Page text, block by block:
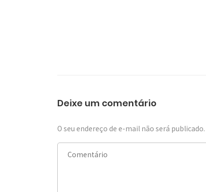
Deixe um comentário
O seu endereço de e-mail não será publicado.